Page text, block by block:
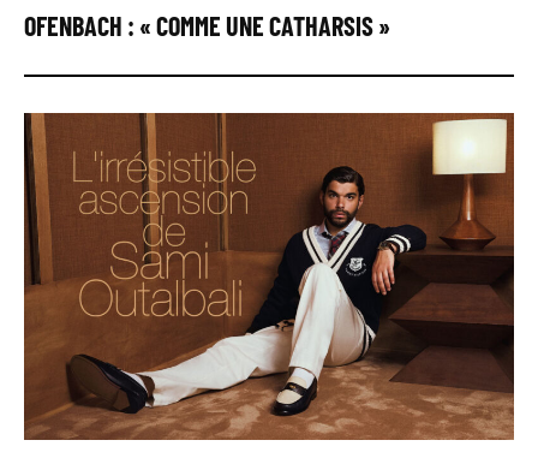
OFENBACH : « COMME UNE CATHARSIS »